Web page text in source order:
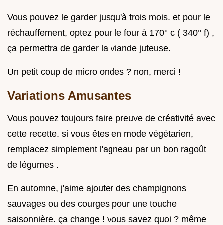
Vous pouvez le garder jusqu'à trois mois. et pour le
réchauffement, optez pour le four à 170° c ( 340° f) ,
ça permettra de garder la viande juteuse.
Un petit coup de micro ondes ? non, merci !
Variations Amusantes
Vous pouvez toujours faire preuve de créativité avec
cette recette. si vous êtes en mode végétarien,
remplacez simplement l'agneau par un bon ragoût
de légumes .
En automne, j'aime ajouter des champignons
sauvages ou des courges pour une touche
saisonnière. ça change ! vous savez quoi ? même